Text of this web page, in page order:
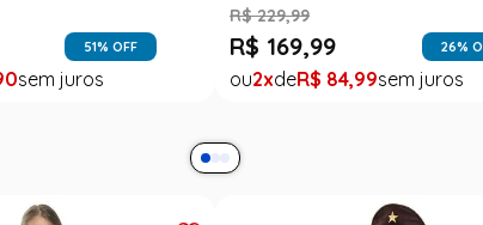
39, 99 % OFF
1 R$ 39